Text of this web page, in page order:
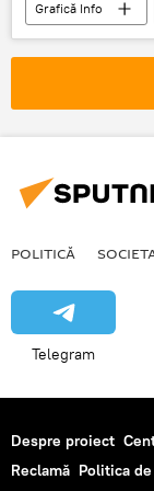
Grafică Info
Multimedia
POLITICĂ
Telegram
Despre proiect
Reclamă Politica